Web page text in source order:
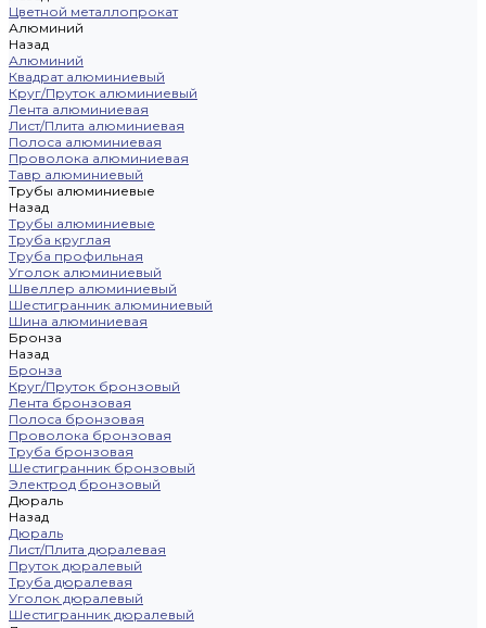
Цветной металлопрокат
Алюминий
Назад
Алюминий
Квадрат алюминиевый
Круг/Пруток алюминиевый
Лента алюминиевая
Лист/Плита алюминиевая
Полоса алюминиевая
Проволока алюминиевая
Тавр алюминиевый
Трубы алюминиевые
Назад
Трубы алюминиевые
Труба круглая
Труба профильная
Уголок алюминиевый
Швеллер алюминиевый
Шестигранник алюминиевый
Шина алюминиевая
Бронза
Назад
Бронза
Круг/Пруток бронзовый
Лента бронзовая
Полоса бронзовая
Проволока бронзовая
Труба бронзовая
Шестигранник бронзовый
Электрод бронзовый
Дюраль
Назад
Дюраль
Лист/Плита дюралевая
Пруток дюралевый
Труба дюралевая
Уголок дюралевый
Шестигранник дюралевый